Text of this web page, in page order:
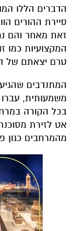
הדברים הללו
סיירת ההורים
זאת מאחר והם
המקצועיות כמו
טרם יצאתם של
המתנדבים
משמעותית, עברו
בכל הקורה
אט לזירת
מהמרחבים כגון